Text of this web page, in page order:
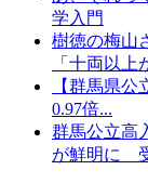
学入門
樹徳の梅山
「十両以上
【群馬県
0.97倍...
群馬公立高
が鮮明に